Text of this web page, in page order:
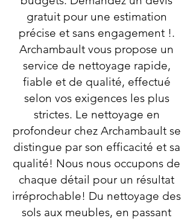
gratuit pour une estimation
précise et sans engagement !.
Archambault vous propose un
service de nettoyage rapide,
fiable et de qualité, effectué
selon vos exigences les plus
strictes. Le nettoyage en
profondeur chez Archambault se
distingue par son efficacité et sa
qualité! Nous nous occupons de
chaque détail pour un résultat
irréprochable! Du nettoyage des
sols aux meubles, en passant